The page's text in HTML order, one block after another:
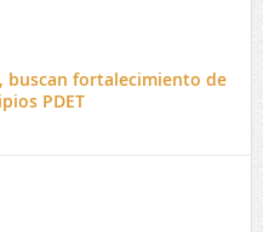
buscan fortalecimiento de
PDET